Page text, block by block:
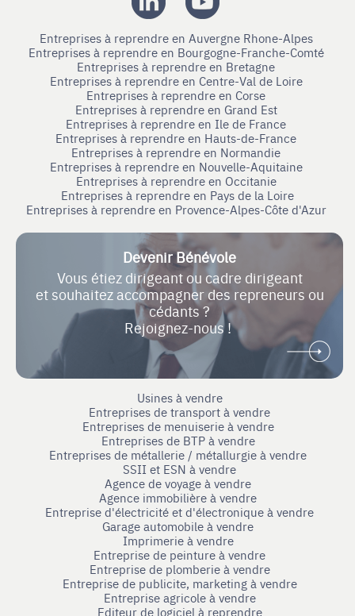
Entreprises à reprendre en Auvergne Rhone-Alpes
Entreprises à reprendre en Bourgogne-Franche-Comté
Entreprises à reprendre en Bretagne
Entreprises à reprendre en Centre-Val de Loire
Entreprises à reprendre en Corse
Entreprises à reprendre en Grand Est
Entreprises à reprendre en Ile de France
Entreprises à reprendre en Hauts-de-France
Entreprises à reprendre en Normandie
Entreprises à reprendre en Nouvelle-Aquitaine
Entreprises à reprendre en Occitanie
Entreprises à reprendre en Pays de la Loire
Entreprises à reprendre en Provence-Alpes-Côte d'Azur
Devenir Bénévole
Vous étiez dirigeant ou cadre dirigeant
et souhaitez accompagner des repreneurs ou
cédants ?
Rejoignez-nous !
Usines à vendre
Entreprises de transport à vendre
Entreprises de menuiserie à vendre
Entreprises de BTP à vendre
Entreprises de métallerie / métallurgie à vendre
SSII et ESN à vendre
Agence de voyage à vendre
Agence immobilière à vendre
Entreprise d'électricité et d'électronique à vendre
Garage automobile à vendre
Imprimerie à vendre
Entreprise de peinture à vendre
Entreprise de plomberie à vendre
Entreprise de publicite, marketing à vendre
Entreprise agricole à vendre
Editeur de logiciel à reprendre